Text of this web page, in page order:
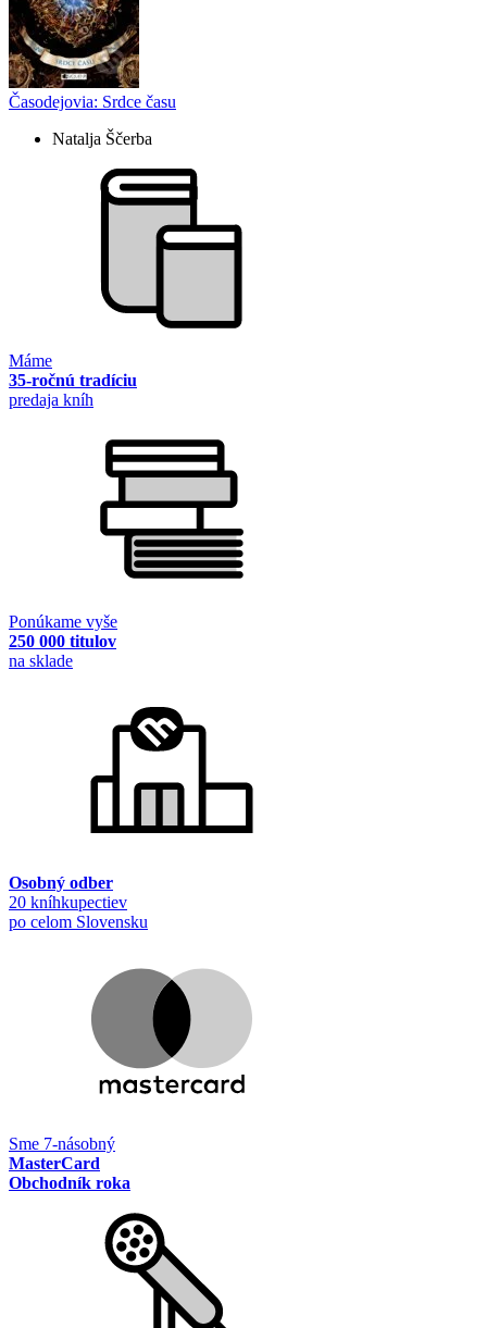
Časodejovia: Srdce času
Natalja Ščerba
Máme
35-ročnú tradíciu
predaja kníh
Ponúkame vyše
250 000 titulov
na sklade
Osobný odber
20 kníhkupectiev
po celom Slovensku
Sme 7-násobný
MasterCard
Obchodník roka